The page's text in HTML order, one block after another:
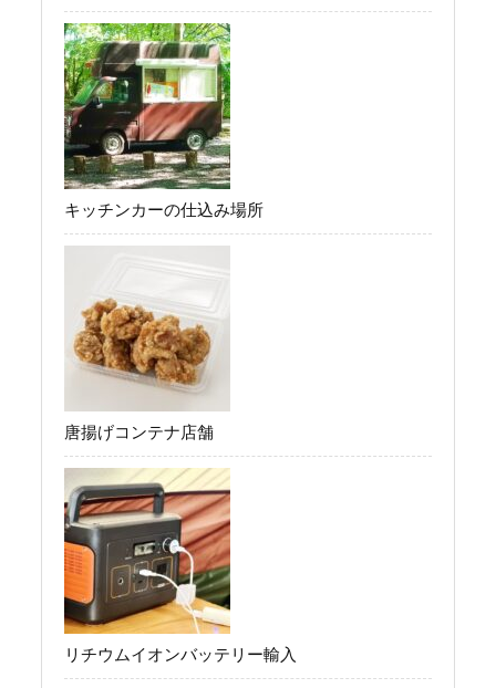
キッチンカーの仕込み場所
唐揚げコンテナ店舗
リチウムイオンバッテリー輸入